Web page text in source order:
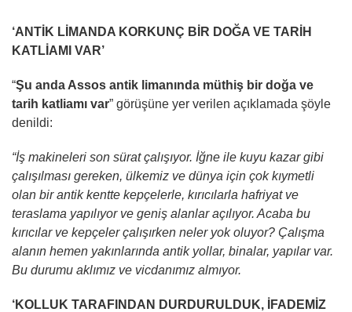
‘ANTİK LİMANDA KORKUNÇ BİR DOĞA VE TARİH
KATLİAMI VAR’
“Şu anda Assos antik limanında müthiş bir doğa ve
tarih katliamı var” görüşüne yer verilen açıklamada şöyle
denildi:
“İş makineleri son sürat çalışıyor. İğne ile kuyu kazar gibi
çalışılması gereken, ülkemiz ve dünya için çok kıymetli
olan bir antik kentte kepçelerle, kırıcılarla hafriyat ve
teraslama yapılıyor ve geniş alanlar açılıyor. Acaba bu
kırıcılar ve kepçeler çalışırken neler yok oluyor? Çalışma
alanın hemen yakınlarında antik yollar, binalar, yapılar var.
Bu durumu aklımız ve vicdanımız almıyor.
‘KOLLUK TARAFINDAN DURDURULDUK, İFADEMİZ